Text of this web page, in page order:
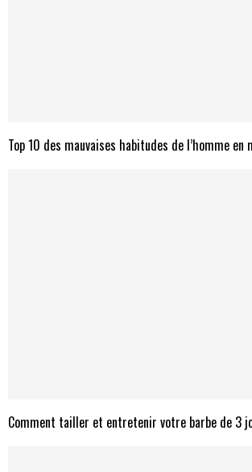
Top 10 des mauvaises habitudes de l’homme
Comment tailler et entretenir votre barbe de 3